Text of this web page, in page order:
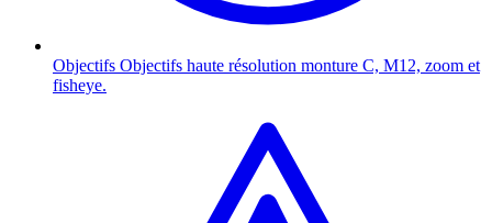
Objectifs Objectifs haute résolution monture C, M12, zoom et
fisheye.